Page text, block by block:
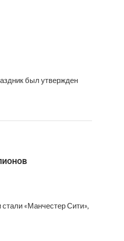
был утвержден
«Манчестер Сити»,